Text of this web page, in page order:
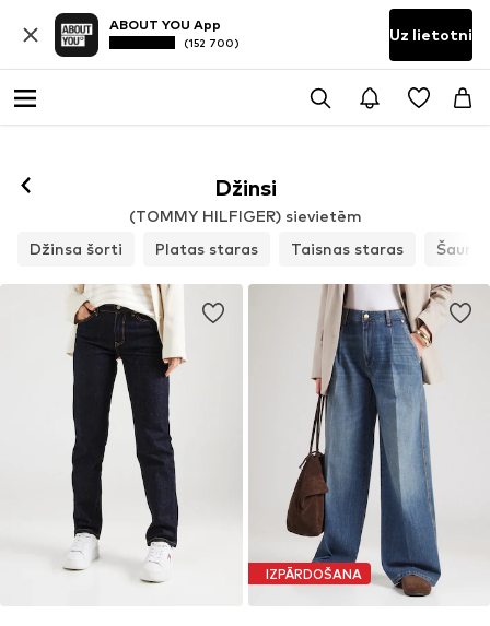
ABOUT YOU App
(152 700) Uz lietotni
Džinsi
(TOMMY HILFIGER) sievietēm
Džinsa šorti
Platas staras Taisnas staras Šauri
IZPĀRDOŠANA